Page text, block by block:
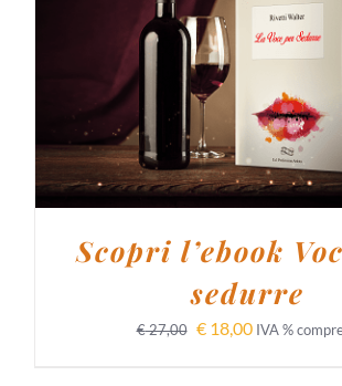
AGGIUNGI AL CARRELLO
Scopri l’ebook
sedurre
€27,00 €18,00 IVA %